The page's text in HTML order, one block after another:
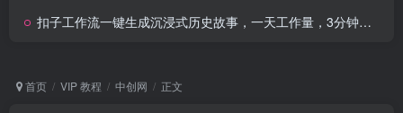
扣子工作流一键生成沉浸式历史故事，一天工作量，3分钟搞定
首页 VIP 教程 中创网 正文